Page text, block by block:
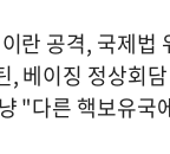
란 공격, 국제
, 베이징 정상회
"다른 핵보유